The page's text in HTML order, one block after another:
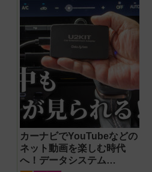
カーナビでYouTubeなどの
ネット動画を楽しむ時代
へ！データシステム